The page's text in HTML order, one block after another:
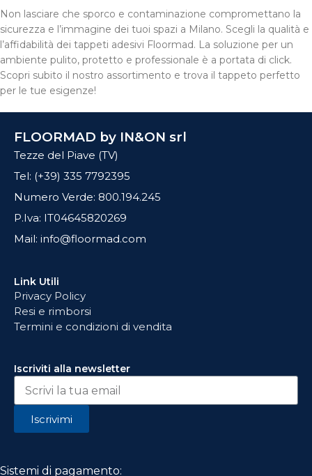
Non lasciare che sporco e contaminazione compromettano la
sicurezza e l’immagine dei tuoi spazi a Milano. Scegli la qualità e
l’affidabilità dei tappeti adesivi Floormad. La soluzione per un
ambiente pulito, protetto e professionale è a portata di click.
Scopri subito il nostro assortimento e trova il tappeto perfetto
per le tue esigenze!
FLOORMAD by IN&ON srl
Tezze del Piave (TV)
Tel: (+39) 335 7792395
Numero Verde: 800.194.245
P.Iva: IT04645820269
Mail: info@floormad.com
Link Utili
Privacy Policy
Resi e rimborsi
Termini e condizioni di vendita
Iscriviti alla newsletter
Iscrivimi
Sistemi di pagamento: